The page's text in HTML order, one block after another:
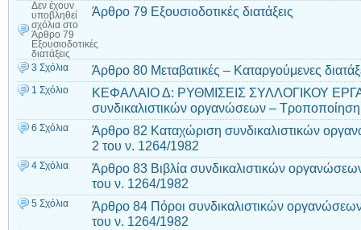
Δεν έχουν
υποβληθεί
σχόλια στο
Άρθρο 79
Εξουσιοδοτικές
διατάξεις
Άρθρο 79 Εξουσιοδοτικές διατάξεις
3 Σχόλια Άρθρο 80 Μεταβατικές – Καταργούμενες
1 Σχόλιο
ΚΕΦΑΛΑΙΟ Δ: ΡΥΘΜΙΣΕΙΣ ΣΥΛΛΟΓΙΚΟΥ
συνδικαλιστικών οργανώσεων –
6 Σχόλια
Άρθρο 82 Καταχώριση συνδικαλιστικών
2 του ν. 1264/1982
4 Σχόλια
Άρθρο 83 Βιβλία συνδικαλιστικών
του ν. 1264/1982
5 Σχόλια
Άρθρο 84 Πόροι συνδικαλιστικών
του ν. 1264/1982